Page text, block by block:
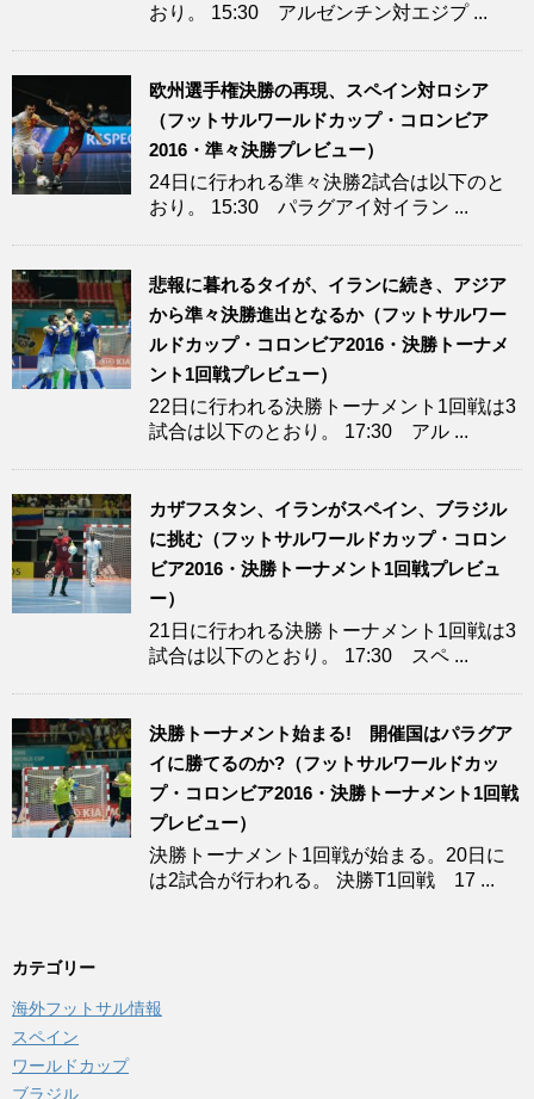
おり。 15:30 アルゼンチン対エジプ ...
欧州選手権決勝の再現、スペイン対ロシア
（フットサルワールドカップ・コロンビア
2016・準々決勝プレビュー）
24日に行われる準々決勝2試合は以下のと
おり。 15:30 パラグアイ対イラン ...
悲報に暮れるタイが、イランに続き、アジア
から準々決勝進出となるか（フットサルワー
ルドカップ・コロンビア2016・決勝トーナメ
ント1回戦プレビュー）
22日に行われる決勝トーナメント1回戦は3
試合は以下のとおり。 17:30 アル ...
カザフスタン、イランがスペイン、ブラジル
に挑む（フットサルワールドカップ・コロン
ビア2016・決勝トーナメント1回戦プレビュ
ー）
21日に行われる決勝トーナメント1回戦は3
試合は以下のとおり。 17:30 スペ ...
決勝トーナメント始まる! 開催国はパラグア
イに勝てるのか?（フットサルワールドカッ
プ・コロンビア2016・決勝トーナメント1回戦
プレビュー）
決勝トーナメント1回戦が始まる。20日に
は2試合が行われる。 決勝T1回戦 17 ...
カテゴリー
海外フットサル情報
スペイン
ワールドカップ
ブラジル